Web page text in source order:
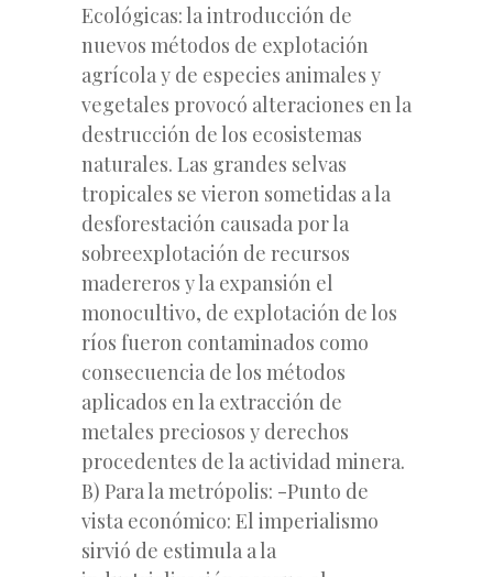
Ecológicas: la introducción de
nuevos métodos de explotación
agrícola y de especies animales y
vegetales provocó alteraciones en la
destrucción de los ecosistemas
naturales. Las grandes selvas
tropicales se vieron sometidas a la
desforestación causada por la
sobreexplotación de recursos
madereros y la expansión el
monocultivo, de explotación de los
ríos fueron contaminados como
consecuencia de los métodos
aplicados en la extracción de
metales preciosos y derechos
procedentes de la actividad minera.
B) Para la metrópolis: -Punto de
vista económico: El imperialismo
sirvió de estimula a la